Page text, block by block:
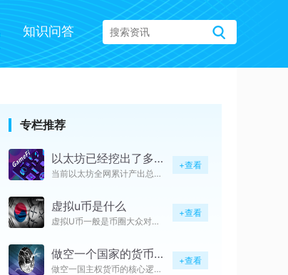
知识问答
专栏推荐
以太坊已经挖出了多少枚
当前以太坊全网累计产出总量已经
+查看
虚拟u币是什么
虚拟U币一般是币圈大众对于泰达
+查看
做空一个国家的货币是怎么操作的
做空一国主权货币的核心逻辑并非
+查看